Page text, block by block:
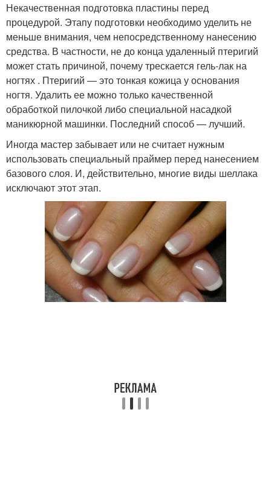
Некачественная подготовка пластины перед
процедурой. Этапу подготовки необходимо уделить не
меньше внимания, чем непосредственному нанесению
средства. В частности, не до конца удаленный птеригий
может стать причиной, почему трескается гель-лак на
ногтях . Птеригий — это тонкая кожица у основания
ногтя. Удалить ее можно только качественной
обработкой пилочкой либо специальной насадкой
маникюрной машинки. Последний способ — лучший.
Иногда мастер забывает или не считает нужным
использовать специальный праймер перед нанесением
базового слоя. И, действительно, многие виды шеллака
исключают этот этап.